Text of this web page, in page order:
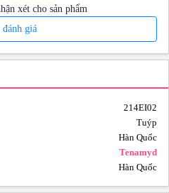
xét cho sản phẩm
giá
214EI02
Tuýp
Hàn Quốc
Tenamyd
Hàn Quốc